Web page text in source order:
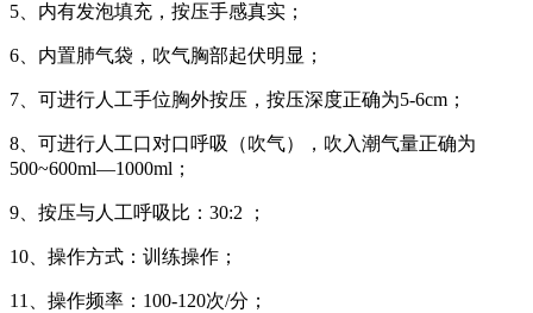
5、内有发泡填充，按压手感真实；
6、内置肺气袋，吹气胸部起伏明显；
7、可进行人工手位胸外按压，按压深度正确为5-6cm；
8、可进行人工口对口呼吸（吹气），吹入潮气量正确为
500~600ml—1000ml；
9、按压与人工呼吸比：30:2 ；
10、操作方式：训练操作；
11、操作频率：100-120次/分；